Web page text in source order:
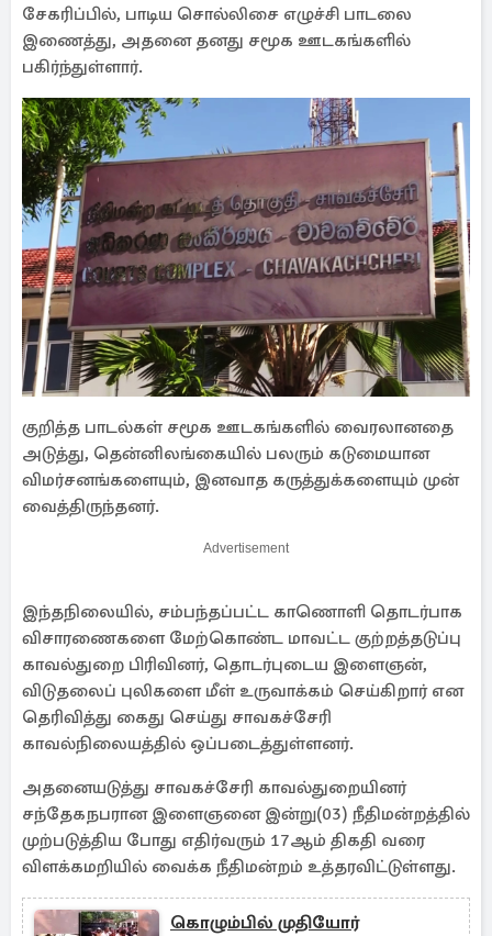
சேகரிப்பில், பாடிய சொல்லிசை எழுச்சி பாடலை
இணைத்து, அதனை தனது சமூக ஊடகங்களில்
பகிர்ந்துள்ளார்.
குறித்த பாடல்கள் சமூக ஊடகங்களில் வைரலானதை
அடுத்து, தென்னிலங்கையில் பலரும் கடுமையான
விமர்சனங்களையும், இனவாத கருத்துக்களையும் முன்
வைத்திருந்தனர்.
Advertisement
இந்தநிலையில், சம்பந்தப்பட்ட காணொளி தொடர்பாக
விசாரணைகளை மேற்கொண்ட மாவட்ட குற்றத்தடுப்பு
காவல்துறை பிரிவினர், தொடர்புடைய இளைஞன்,
விடுதலைப் புலிகளை மீள் உருவாக்கம் செய்கிறார் என
தெரிவித்து கைது செய்து சாவகச்சேரி
காவல்நிலையத்தில் ஒப்படைத்துள்ளனர்.
அதனையடுத்து சாவகச்சேரி காவல்துறையினர்
சந்தேகநபரான இளைஞனை இன்று(03) நீதிமன்றத்தில்
முற்படுத்திய போது எதிர்வரும் 17ஆம் திகதி வரை
விளக்கமறியில் வைக்க நீதிமன்றம் உத்தரவிட்டுள்ளது.
கொழும்பில் முதியோர்